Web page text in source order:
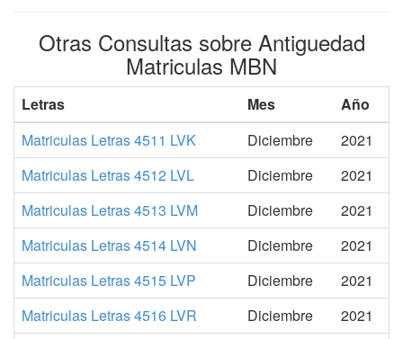
Otras Consultas sobre Antiguedad
Matriculas MBN
Letras Mes
Año
Matriculas Letras 4511 LVK
Diciembre
2021
Matriculas Letras 4512 LVL
Diciembre
2021
Matriculas Letras 4513 LVM
Diciembre
2021
Matriculas Letras 4514 LVN
Diciembre
2021
Matriculas Letras 4515 LVP
Diciembre
2021
Matriculas Letras 4516 LVR
Diciembre
2021